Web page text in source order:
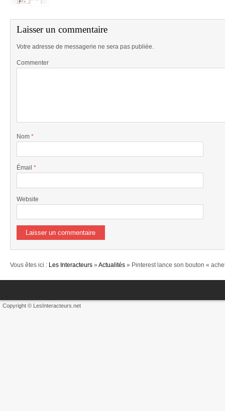
Laisser un commentaire
Votre adresse de messagerie ne sera pas publiée.
Commenter
Nom *
Émail *
Website
Vous êtes ici : Les Interacteurs » Actualités » Pinterest lance son bouton «
Copyright © LesInteracteurs.net